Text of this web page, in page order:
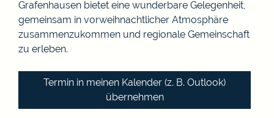
Grafenhausen bietet eine wunderbare Gelegenheit,
gemeinsam in vorweihnachtlicher Atmosphäre
zusammenzukommen und regionale Gemeinschaft
zu erleben.
Termin in meinen Kalender (z. B. Outlook)
übernehmen